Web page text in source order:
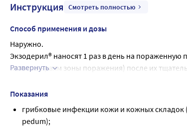
Инструкция Смотреть полностью
Способ применения и дозы
Наружно.
Экзодерил® наносят 1 раз в день на пораженную
кожи по краям зоны поражения) после их
При поражении ногтей Экзодерил® наносят 2
удаляют пораженную часть ногтя ножницами
Для предотвращения рецидива лечение
Развернуть
Показания
грибковые инфекции кожи и кожных
pedum);